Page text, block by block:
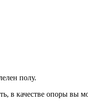
параллелен
в качестве опоры вы